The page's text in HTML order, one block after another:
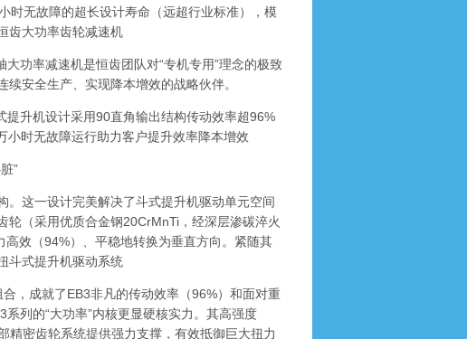
无故障的超长设计寿命（远超行业标准），模
齿大功率齿轮减速机
功率减速机是恒齿团队对“专机专用”理念的极致
安全生产、实现降本增效的战略伙伴。
升机设计采用90直角输出结构传动效率超96%
时无故障运行助力客户提升效率降本增效
”
这一设计完美解决了斗式提升机驱动单元空间
（采用优质合金钢20CrMnTi，经深层渗碳淬火
效（94%）、平稳地转换为垂直方向。紧随其
斗式提升机驱动系统
成就了EB3非凡的传动效率（96%）和面对重
列的“大功率”内核更显硬核实力。其高强度
精密齿轮系统提供强力支撑，有效抵御巨大扭力